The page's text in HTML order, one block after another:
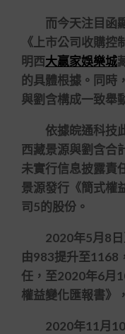
而今天注目函顯
《上市公司收購
明西大贏家娛樂城
的具體根據。同時
與劉含構成一致舉
依據皖通科技此
西藏景源與劉含合
未實行信息披露責
景源發行《簡式權
司5的股份。
2020年5月8日
由983提升至1168
任，至2020年6月
權益變化匯報書》
2020年11月10